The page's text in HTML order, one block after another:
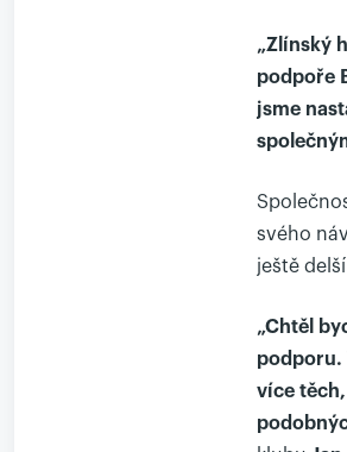
„Zlínský
podpoře
jsme
svého
ještě
„Chtěl
podporu.
více